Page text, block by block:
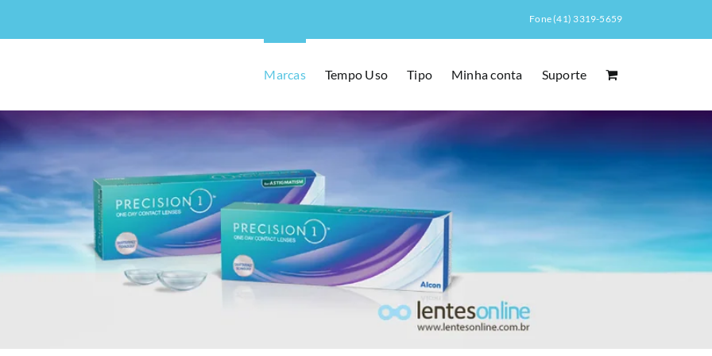
Fone (41) 3319-5659
Marcas Tempo Uso Tipo Minha conta Suporte